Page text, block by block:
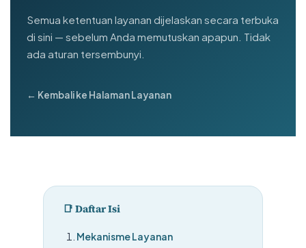
Semua ketentuan layanan dijelaskan secara terbuka
di sini — sebelum Anda memutuskan apapun. Tidak
ada aturan tersembunyi.
← Kembali ke Halaman Layanan
📑 Daftar Isi
Mekanisme Layanan